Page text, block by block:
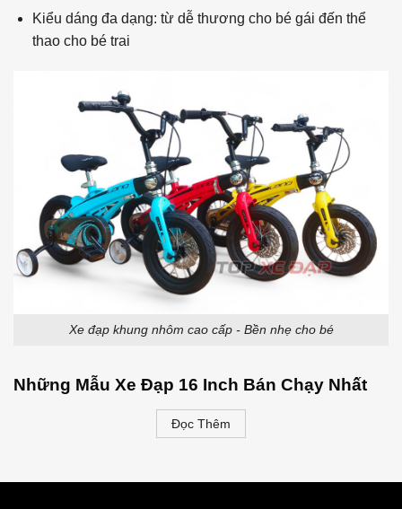
Kiểu dáng đa dạng: từ dễ thương cho bé gái đến thể
thao cho bé trai
Xe đạp khung nhôm cao cấp - Bền nhẹ cho bé
Những Mẫu Xe Đạp 16 Inch Bán Chạy Nhất
Đọc Thêm